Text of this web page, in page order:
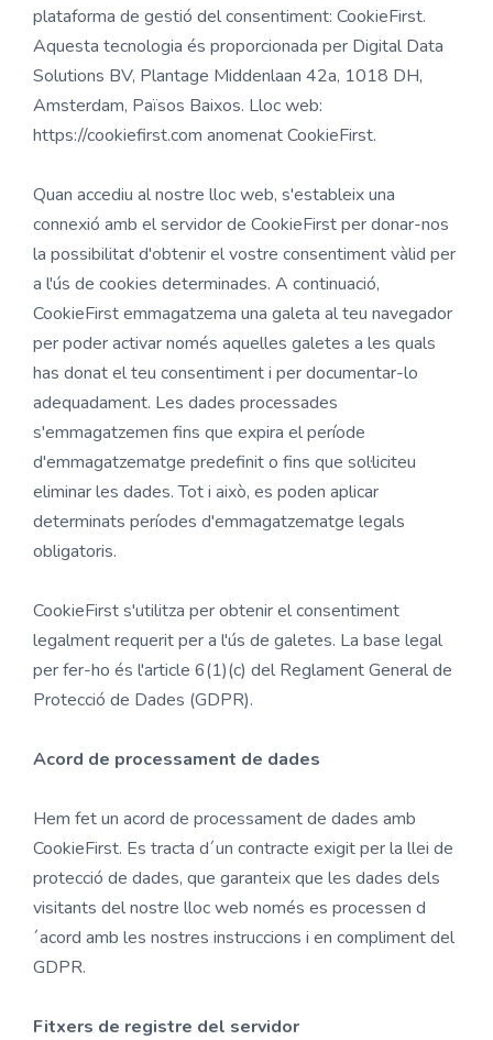
plataforma de gestió del consentiment: CookieFirst.
Aquesta tecnologia és proporcionada per Digital Data
Solutions BV, Plantage Middenlaan 42a, 1018 DH,
Amsterdam, Països Baixos. Lloc web:
https://cookiefirst.com anomenat CookieFirst.
Quan accediu al nostre lloc web, s'estableix una
connexió amb el servidor de CookieFirst per donar-nos
la possibilitat d'obtenir el vostre consentiment vàlid per
a l'ús de cookies determinades. A continuació,
CookieFirst emmagatzema una galeta al teu navegador
per poder activar només aquelles galetes a les quals
has donat el teu consentiment i per documentar-lo
adequadament. Les dades processades
s'emmagatzemen fins que expira el període
d'emmagatzematge predefinit o fins que sol·liciteu
eliminar les dades. Tot i això, es poden aplicar
determinats períodes d'emmagatzematge legals
obligatoris.
CookieFirst s'utilitza per obtenir el consentiment
legalment requerit per a l'ús de galetes. La base legal
per fer-ho és l'article 6(1)(c) del Reglament General de
Protecció de Dades (GDPR).
Acord de processament de dades
Hem fet un acord de processament de dades amb
CookieFirst. Es tracta d´un contracte exigit per la llei de
protecció de dades, que garanteix que les dades dels
visitants del nostre lloc web només es processen d
´acord amb les nostres instruccions i en compliment del
GDPR.
Fitxers de registre del servidor